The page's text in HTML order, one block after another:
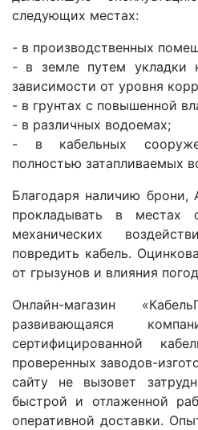
следующих местах:
- в производственных
- в земле путем укладки
зависимости от уровня
- в грунтах с повышенной
- в различных водоемах;
- в кабельных
полностью затапливаемых
Благодаря наличию
прокладывать в местах
механических
повредить кабель.
от грызунов и влияния
Онлайн-магазин
развивающаяся
сертифицированной
проверенных заводов-
сайту не вызовет
быстрой и отлаженной
оперативной доставки.